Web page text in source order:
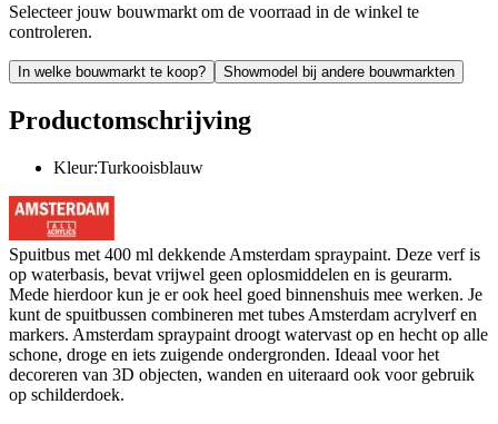
Selecteer jouw bouwmarkt om de voorraad in de winkel te
controleren.
In welke bouwmarkt te koop? Showmodel bij andere bouwmarkten
Productomschrijving
Kleur:Turkooisblauw
Spuitbus met 400 ml dekkende Amsterdam spraypaint. Deze verf is
op waterbasis, bevat vrijwel geen oplosmiddelen en is geurarm.
Mede hierdoor kun je er ook heel goed binnenshuis mee werken. Je
kunt de spuitbussen combineren met tubes Amsterdam acrylverf en
markers. Amsterdam spraypaint droogt watervast op en hecht op alle
schone, droge en iets zuigende ondergronden. Ideaal voor het
decoreren van 3D objecten, wanden en uiteraard ook voor gebruik
op schilderdoek.